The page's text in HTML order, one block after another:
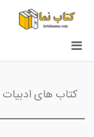
کتاب های